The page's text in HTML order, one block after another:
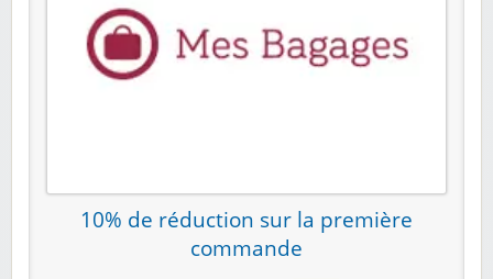
10% de réduction sur la première
commande